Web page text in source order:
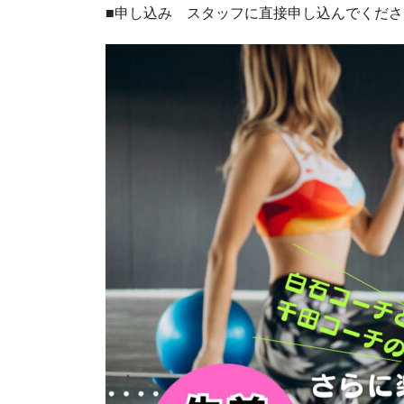
■申し込み スタッフに直接申し込んでくだ